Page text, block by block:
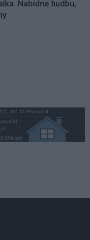
Nabídne hudbu,